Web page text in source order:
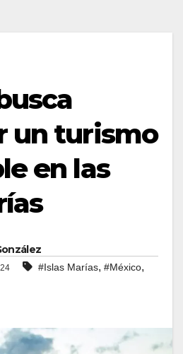
un turismo
en las
#Islas Marías, #México,